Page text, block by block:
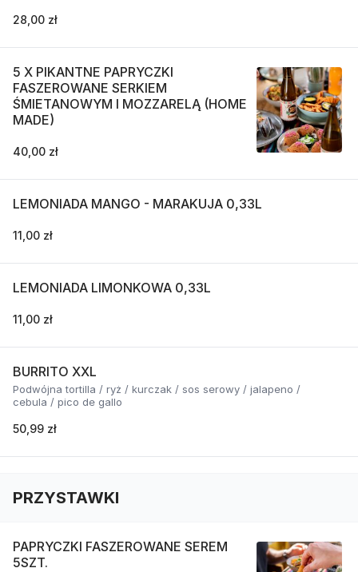
28,00 zł
5 X PIKANTNE PAPRYCZKI
FASZEROWANE SERKIEM
ŚMIETANOWYM I MOZZARELĄ (HOME
MADE)
40,00 zł
LEMONIADA MANGO - MARAKUJA 0,33L
11,00 zł
LEMONIADA LIMONKOWA 0,33L
11,00 zł
BURRITO XXL
Podwójna tortilla / ryż / kurczak / sos serowy / jalapeno /
cebula / pico de gallo
50,99 zł
PRZYSTAWKI
PAPRYCZKI FASZEROWANE SEREM
5SZT.